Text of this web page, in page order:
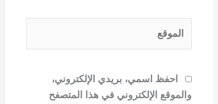
احفظ اسمي، بريدي الإلكتروني،
والموقع الإلكتروني في هذا المتصفح